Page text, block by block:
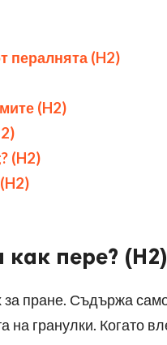
пералнята (H2)
(H2)
? (H2)
H2)
как пере? (H2)
пране. Съдържа
гранулки. Когато